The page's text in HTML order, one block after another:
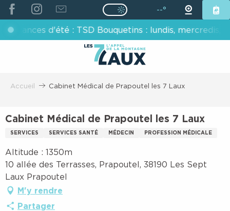
ALLER
AU
CONTENU
PRINCIPAL
Page D’accueil Actuelle Été :
Page D’accueil Actuelle
d'été : TSD Bouquetins : lundis, mercredis,
--°
Accueil Cabinet Médical de Prapoutel les 7 Laux
Cabinet Médical de Prapoutel les 7 Laux
SERVICES SERVICES SANTÉ MÉDECIN PROFESSION MÉDICALE
Altitude : 1350m
10 allée des Terrasses, Prapoutel, 38190 Les Sept
Laux Prapoutel
M'y rendre
Partager